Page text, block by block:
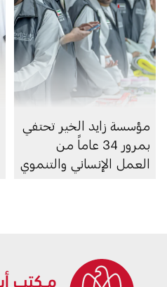
مؤسسة زايد الخير تحتفي
بمرور 34 عاماً من
العمل الإنساني والتنموي